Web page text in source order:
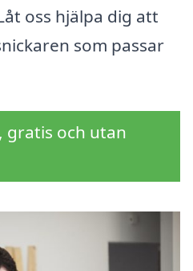
oss hjälpa dig att
som passar
gratis och utan